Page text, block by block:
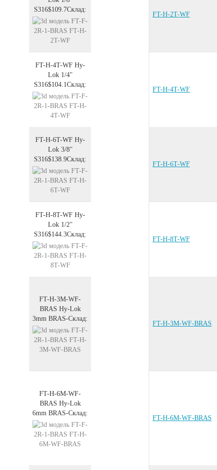
S316$109.7Склад:
FT-H-2T-WF
FT-H-4T-WFHy-
Lok 1/4"
S316$104.1Склад:
FT-H-4T-WF
FT-H-6T-WFHy-
Lok 3/8"
S316$138.9Склад:
FT-H-6T-WF
FT-H-8T-WFHy-
Lok 1/2"
S316$144.3Склад:
FT-H-8T-WF
FT-H-3M-WF-
BRAS Hy-Lok
3mm BRAS-Склад:
FT-H-3M-WF-BRAS
FT-H-6M-WF-
BRAS Hy-Lok
6mm BRAS-Склад:
FT-H-6M-WF-BRAS